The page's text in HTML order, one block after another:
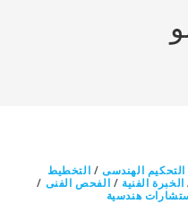
التحكيم الهندسى / التخطيط
الخبرة الفنية / الفحص الفنى /
هندسية